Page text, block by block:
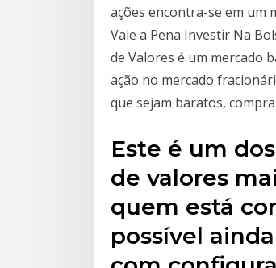
ações encontra-se em um
Vale a Pena Investir Na
de Valores é um mercado
ação no mercado
que sejam baratos,
Este é um
de valores
quem está
possível